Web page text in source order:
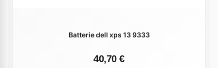
Batterie dell xps 13 9333
40,70 €